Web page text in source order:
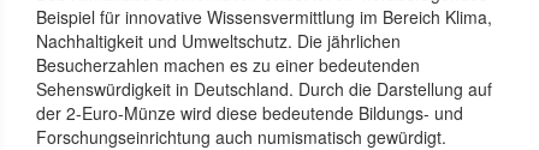
Beispiel für innovative Wissensvermittlung im Bereich Klima,
Nachhaltigkeit und Umweltschutz. Die jährlichen
Besucherzahlen machen es zu einer bedeutenden
Sehenswürdigkeit in Deutschland. Durch die Darstellung auf
der 2-Euro-Münze wird diese bedeutende Bildungs- und
Forschungseinrichtung auch numismatisch gewürdigt.